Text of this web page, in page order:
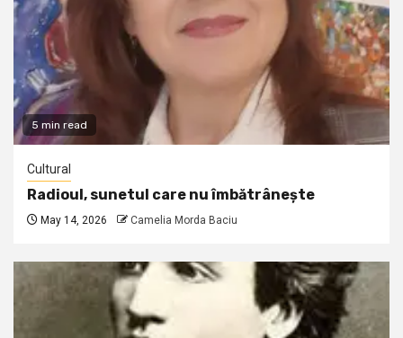
5 min read
Cultural
Radioul, sunetul care nu îmbătrânește
May 14, 2026 Camelia Morda Baciu